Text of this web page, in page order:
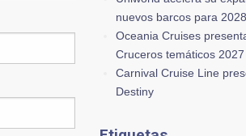
nuevos barcos para 2028
Oceania Cruises
Cruceros temáticos 2027
Carnival Cruise Line
Destiny